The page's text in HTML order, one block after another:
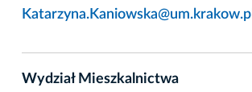
Katarzyna.Kaniowska@um.krakow.pl
Wydział Mieszkalnictwa